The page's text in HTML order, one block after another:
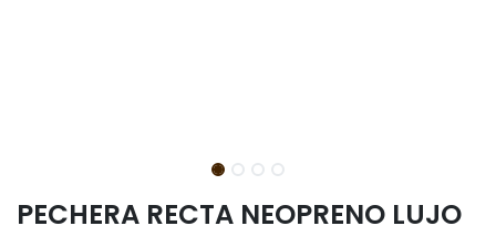
PECHERA RECTA NEOPRENO LUJO